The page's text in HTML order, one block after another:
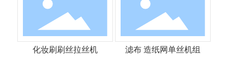
化妆刷刷丝拉丝机 滤布 造纸网单丝机组